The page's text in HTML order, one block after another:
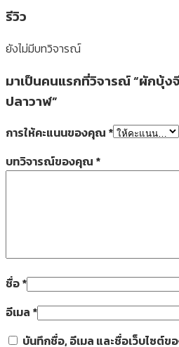
รีวิว
ยังไม่มีบทวิจารณ์
มาเป็นคนแรกที่วิจารณ์ “ผักบุ้
ปลาวาฬ”
การให้คะแนนของคุณ *
บทวิจารณ์ของคุณ *
ชื่อ*
อีเมล *
บันทึกชื่อ, อีเมล และชื่อเว็บไซต์ข